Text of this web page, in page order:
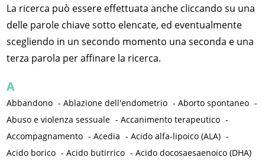
La ricerca può essere effettuata anche cliccando su una
delle parole chiave sotto elencate, ed eventualmente
scegliendo in un secondo momento una seconda e una
terza parola per affinare la ricerca.
A
Abbandono -Ablazione dell'endometrio -Aborto spontaneo -
Abuso e violenza sessuale -Accanimento terapeutico -
Accompagnamento -Acedia -Acido alfa-lipoico (ALA) -
Acido borico -Acido butirrico -Acido docosaesaenoico (DHA)